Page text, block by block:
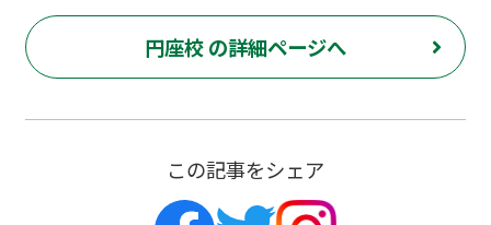
円座校 の詳細ページへ
この記事をシェア